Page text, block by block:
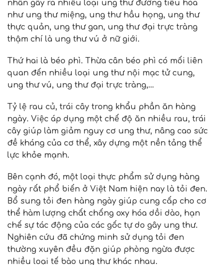
nhân gây ra nhiều loại ung thư đường tiêu hóa
như ung thư miệng, ung thư hầu họng, ung thư
thực quản, ung thư gan, ung thư đại trực tràng
thậm chí là ung thư vú ở nữ giới.
Thứ hai là béo phì. Thừa cân béo phì có mối liên
quan đến nhiều loại ung thư nội mạc tử cung,
ung thư vú, ung thư đại trực tràng,…
Tỷ lệ rau củ, trái cây trong khẩu phần ăn hàng
ngày. Việc áp dụng một chế độ ăn nhiều rau, trái
cây giúp làm giảm nguy cơ ung thư, nâng cao sức
đề kháng của cơ thể, xây dựng một nền tảng thể
lực khỏe mạnh.
Bên cạnh đó, một loại thực phẩm sử dụng hàng
ngày rất phổ biến ở Việt Nam hiện nay là tỏi đen.
Bổ sung tỏi đen hàng ngày giúp cung cấp cho cơ
thể hàm lượng chất chống oxy hóa dồi dào, hạn
chế sự tác động của các gốc tự do gây ung thư.
Nghiên cứu đã chứng minh sử dụng tỏi đen
thường xuyên đều đặn giúp phòng ngừa được
nhiều loại tế bào ung thư khác nhau.